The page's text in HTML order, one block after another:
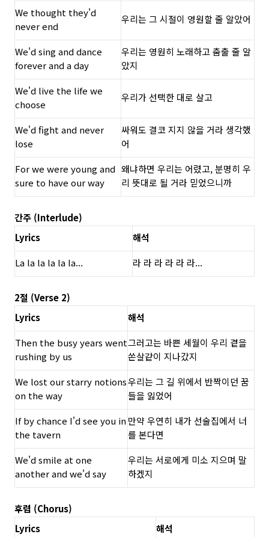
We thought they'd
never end
우리는 그 시절이 영원할 줄 알았어
We'd sing and dance
forever and a day
우리는 영원히 노래하고 춤출 줄 알
았지
We'd live the life we
choose
우리가 선택한 대로 살고
We'd fight and never
lose
싸워도 결코 지지 않을 거라 생각했
어
For we were young and
sure to have our way
왜냐하면 우리는 어렸고, 분명히 우
리 뜻대로 될 거라 믿었으니까
간주 (Interlude)
Lyrics
해석
La la la la la la...
라 라 라 라 라 라...
2절 (Verse 2)
Lyrics
해석
Then the busy years went
rushing by us
그러고는 바쁜 세월이 우리 곁을
쏜살같이 지나갔지
We lost our starry notions
on the way
우리는 그 길 위에서 반짝이던 꿈
들을 잃었어
If by chance I'd see you in
the tavern
만약 우연히 내가 선술집에서 너
를 본다면
We'd smile at one
another and we'd say
우리는 서로에게 미소 지으며 말
하겠지
후렴 (Chorus)
Lyrics
해석